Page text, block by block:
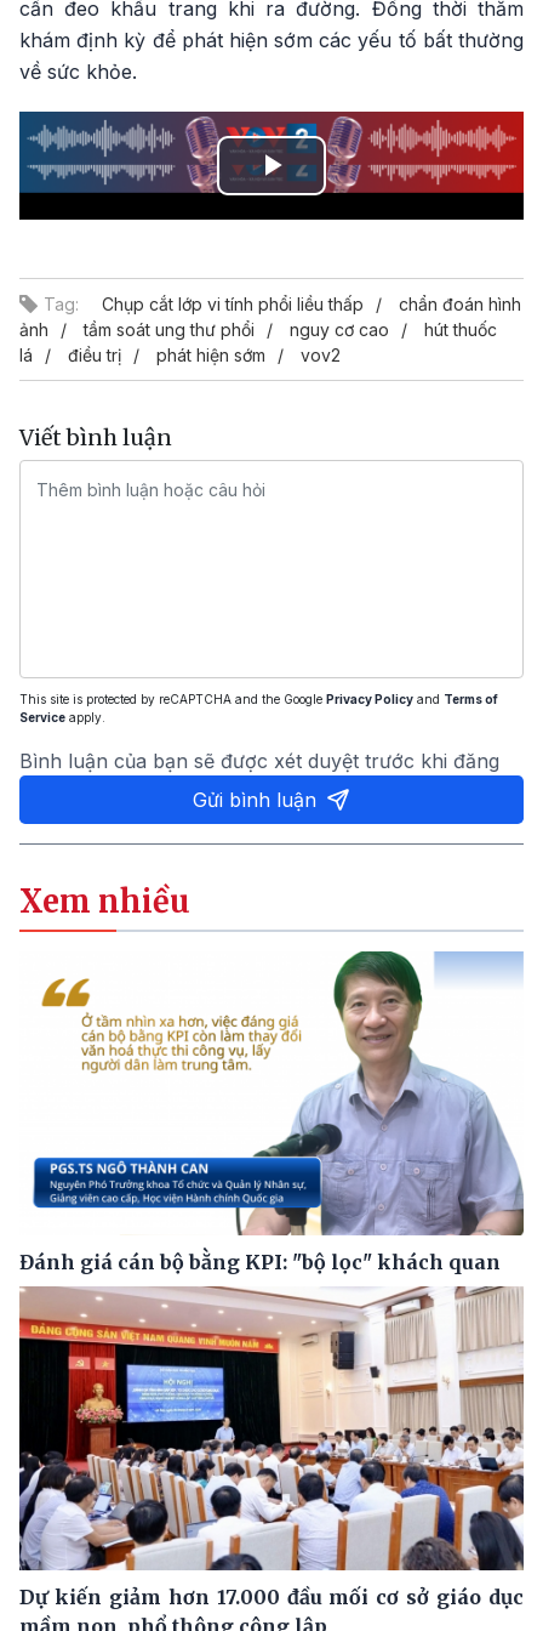
cần đeo khẩu trang khi ra đường. Đồng thời thăm
khám định kỳ để phát hiện sớm các yếu tố bất thường
về sức khỏe.
Play
Tag: Chụp cắt lớp vi tính phổi liều thấp
chẩn đoán hình
ảnh
tầm soát ung thư phổi nguy cơ cao
hút thuốc
lá
điều trị phát hiện sớm vov2
Viết bình luận
This site is protected by reCAPTCHA and the Google Privacy Policy and Terms of
Service apply.
Bình luận của bạn sẽ được xét duyệt trước khi đăng
Gửi bình luận
Xem nhiều
Đánh giá cán bộ bằng KPI: "bộ lọc" khách quan
Dự kiến giảm hơn 17.000 đầu mối cơ sở giáo dục
mầm non, phổ thông công lập